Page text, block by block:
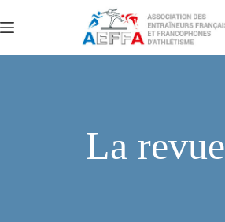
La revue